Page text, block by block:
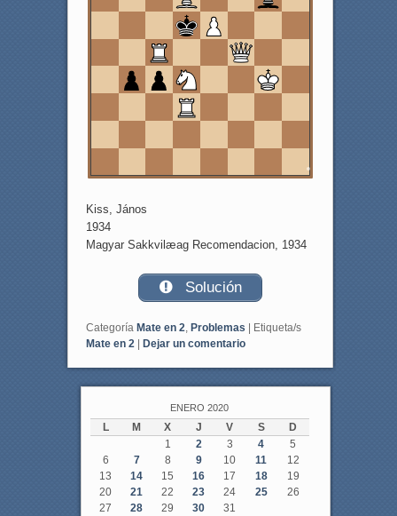
Kiss, János
1934
Magyar Sakkvilæag Recomendacion, 1934
Solución
Categoría Mate en 2, Problemas
Etiqueta/s
Mate en 2
Dejar un comentario
ENERO 2020
L M X J V S
D
1
2 3 4
5
6
7 8 9 10 11
12
13
14 15 16 17 18
19
20
21 22 23 24 25
26
27
28 29 30
31